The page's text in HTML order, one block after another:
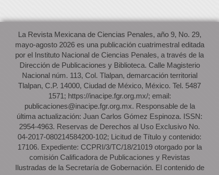
La Revista Mexicana de Ciencias Penales, año 9, No. 29,
mayo-agosto 2026 es una publicación cuatrimestral editada
por el Instituto Nacional de Ciencias Penales, a través de la
Dirección de Publicaciones y Biblioteca. Calle Magisterio
Nacional núm. 113, Col. Tlalpan, demarcación territorial
Tlalpan, C.P. 14000, Ciudad de México, México. Tel. 5487
1571; https://inacipe.fgr.org.mx/; email:
publicaciones@inacipe.fgr.org.mx. Responsable de la
última actualización: Juan Carlos Gómez Espinoza. ISSN:
2954-4963. Reservas de Derechos al Uso Exclusivo No.
04-2017-080214584200-102; Licitud de Título y contenido:
17106. Expediente: CCPRI/3/TC/18/21019 otorgado por la
comisión Calificadora de Publicaciones y Revistas
Ilustradas de la Secretaría de Gobernación. El contenido de